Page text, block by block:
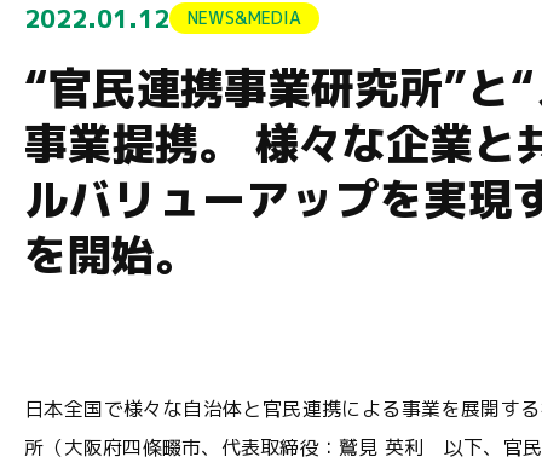
2022.01.12 NEWS&MEDIA
“官民連携事業研究所”と
事業提携。 様々な企業と
ルバリューアップを実現
を開始。
日本全国で様々な自治体と官民連携による事業を展開す
所（大阪府四條畷市、代表取締役：鷲見 英利 以下、官